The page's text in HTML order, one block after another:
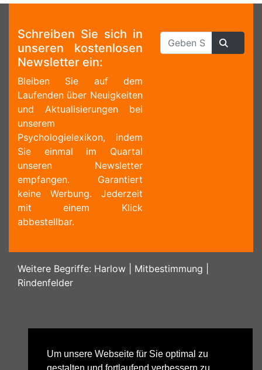
Um unsere Webseite für Sie optimal zu
Schreiben Sie sich in
unseren kostenlosen
Newsletter ein:
Bleiben Sie auf dem
Laufenden über Neuigkeiten
und Aktualisierungen bei
unserem
Psychologielexikon, indem
Sie einmal im Quartal
unseren Newsletter
empfangen. Garantiert
keine Werbung. Jederzeit
mit einem Klick
abbestellbar.
Weitere Begriffe: Harlow Mitbestimmung
Rindenfelder